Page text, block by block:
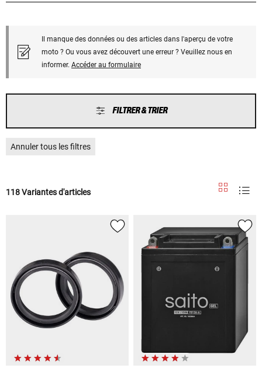
Il manque des données ou des articles dans l'aperçu de votre
moto ? Ou vous avez découvert une erreur ? Veuillez nous en
informer. Accéder au formulaire
FILTRER & TRIER
Annuler tous les filtres
118 Variantes d'articles